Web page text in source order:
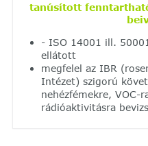
tanúsított
- ISO 14001 ill.
ellátott
megfelel az IBR
Intézet) szigorú
nehézfémekre, VOC-
rádióaktivitásra